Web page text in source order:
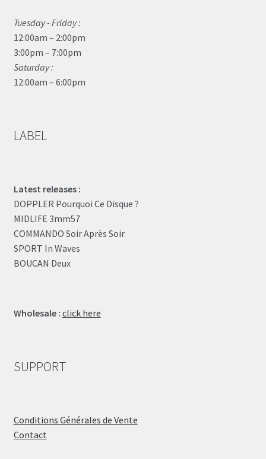
Tuesday - Friday :
12:00am – 2:00pm
3:00pm – 7:00pm
Saturday :
12:00am – 6:00pm
LABEL
Latest releases :
DOPPLER Pourquoi Ce Disque ?
MIDLIFE 3mm57
COMMANDO Soir Après Soir
SPORT In Waves
BOUCAN Deux
Wholesale : click here
SUPPORT
Conditions Générales de Vente
Contact